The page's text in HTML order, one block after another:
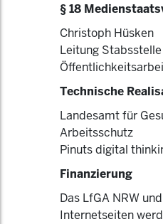
§ 18
Christoph Hüsken
Leitung
Technische
Landesamt für
Arbeitsschutz
Pinuts digital
Finanzierung
Das LfGA NRW
Internetseiten